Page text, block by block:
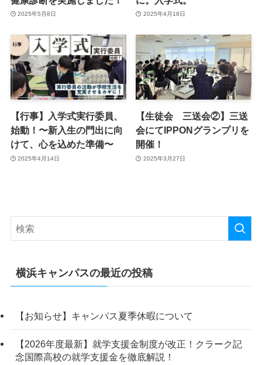
2025年5月8日 2025年4月18日
【行事】入学式実行委員、
始動！〜新入生の門出に向
けて、心を込めた準備〜
2025年4月14日
【生徒会 三送会②】三送
会にてIPPONグランプリを
開催！
2025年3月27日
横浜キャンパスの最近の投稿
【お知らせ】キャンパス夏季休暇について
【2026年度最新】就学支援金制度が改正！クラーク記
念国際高校の就学支援金を徹底解説！